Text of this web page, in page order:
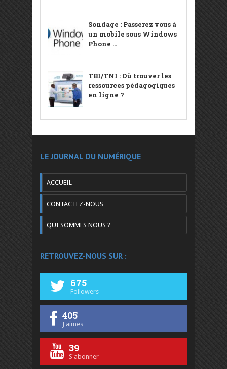
Sondage : Passerez vous à
un mobile sous Windows
Phone ...
TBI/TNI : Où trouver les
ressources pédagogiques
en ligne ?
LE JOURNAL DU NUMÉRIQUE
ACCUEIL
CONTACTEZ-NOUS
QUI SOMMES NOUS ?
RETROUVEZ-NOUS SUR :
675
Followers
405
J'aimes
39
S'abonner